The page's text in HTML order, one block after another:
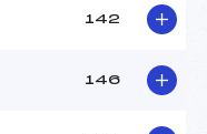
142
146